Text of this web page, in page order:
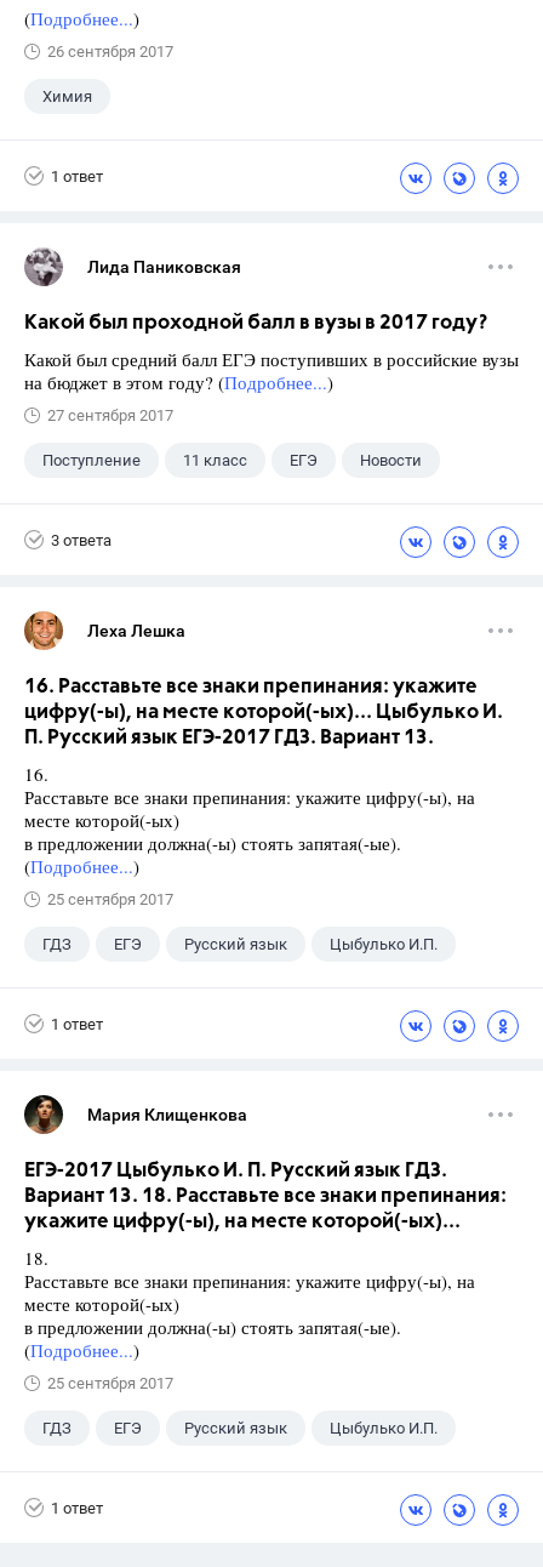
(Подробнее...)
26 сентября 2017
Химия
1 ответ
Лида Паниковская
Какой был проходной балл в вузы в 2017 году?
Какой был средний балл ЕГЭ поступивших в российские вузы
на бюджет в этом году? (Подробнее...)
27 сентября 2017
Поступление 11 класс ЕГЭ Новости
3 ответа
Леха Лешка
16. Расставьте все знаки препинания: укажите
цифру(-ы), на месте которой(-ых)... Цыбулько И.
П. Русский язык ЕГЭ-2017 ГДЗ. Вариант 13.
16.
Расставьте все знаки препинания: укажите цифру(-ы), на
месте которой(-ых)
в предложении должна(-ы) стоять запятая(-ые).
(Подробнее...)
25 сентября 2017
ГДЗ ЕГЭ Русский язык Цыбулько И.П.
1 ответ
Мария Клищенкова
ЕГЭ-2017 Цыбулько И. П. Русский язык ГДЗ.
Вариант 13. 18. Расставьте все знаки препинания:
укажите цифру(-ы), на месте которой(-ых)...
18.
Расставьте все знаки препинания: укажите цифру(-ы), на
месте которой(-ых)
в предложении должна(-ы) стоять запятая(-ые).
(Подробнее...)
25 сентября 2017
ГДЗ ЕГЭ Русский язык Цыбулько И.П.
1 ответ